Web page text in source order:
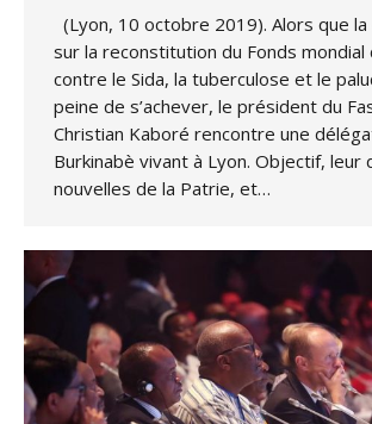
(Lyon, 10 octobre 2019). Alors que
sur la reconstitution du Fonds
contre le Sida, la tuberculose et le
peine de s’achever, le président du
Christian Kaboré rencontre une
Burkinabè vivant à Lyon. Objectif, leur
nouvelles de la Patrie, et…